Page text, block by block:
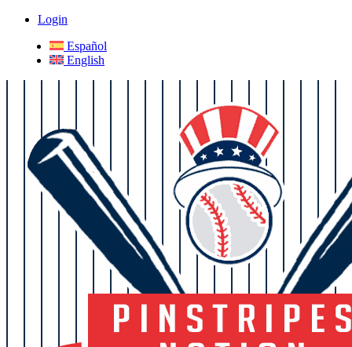
Login
Español
English